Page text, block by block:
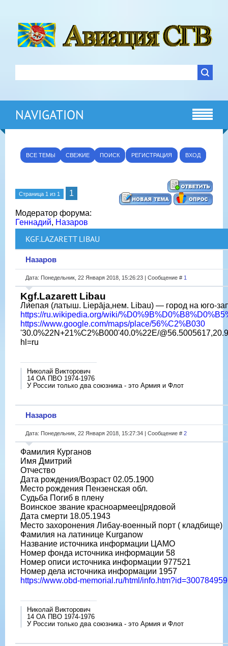
NAVIGATION
ВСЕ ТЕМЫ СВЕЖИЕ ПОИСК РЕГИСТРАЦИЯ ВХОД
Страница 1 из 1 1
Модератор форума:
Геннадий, Назаров
KGF.LAZARETT LIBAU
Назаров
Дата: Понедельник, 22 Января 2018, 15:26:23 | Сообщение # 1
Kgf.Lazarett Libau
Ли́епая (латыш. Liepāja,нем. Libau) — город на юго-
https://ru.wikipedia.org/wiki/
https://www.google.com/maps/place/56%C2%B030
'30.0%22N+21%C2%B000'40.0%22E/
hl=ru
Николай Викторович
14 ОА ПВО 1974-1976
У России только два союзника - это Армия и Флот
Назаров
Дата: Понедельник, 22 Января 2018, 15:27:34 | Сообщение # 2
Фамилия Курганов
Имя Дмитрий
Отчество
Дата рождения/Возраст 02.05.1900
Место рождения Пензенская обл.
Судьба Погиб в плену
Воинское звание красноармеец|рядовой
Дата смерти 18.05.1943
Место захоронения Либау-военный порт ( кладбище)
Фамилия на латинице Kurganow
Название источника информации ЦАМО
Номер фонда источника информации 58
Номер описи источника информации 977521
Номер дела источника информации 1957
https://www.obd-memorial.ru/html/info.htm?id=300784959
Николай Викторович
14 ОА ПВО 1974-1976
У России только два союзника - это Армия и Флот